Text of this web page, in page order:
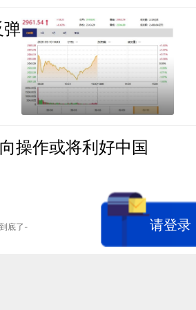
弹
操作或将利好中国
底了- 请登录